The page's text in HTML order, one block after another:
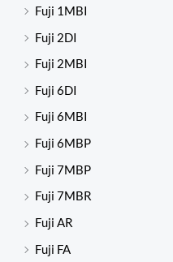
Fuji 1MBI
Fuji 2DI
Fuji 2MBI
Fuji 6DI
Fuji 6MBI
Fuji 6MBP
Fuji 7MBP
Fuji 7MBR
Fuji AR
Fuji FA